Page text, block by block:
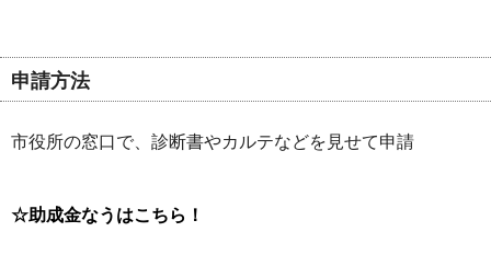
申請方法
市役所の窓口で、診断書やカルテなどを見せて申請
☆助成金なうはこちら！